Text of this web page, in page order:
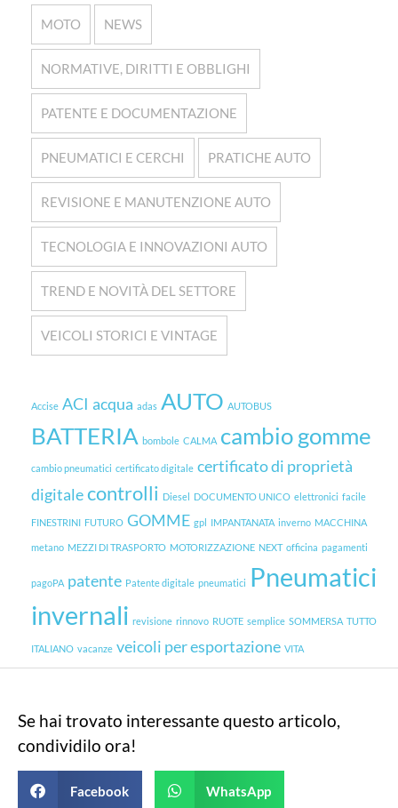
MOTO NEWS
NORMATIVE, DIRITTI E OBBLIGHI
PATENTE E DOCUMENTAZIONE
PNEUMATICI E CERCHI PRATICHE AUTO
REVISIONE E MANUTENZIONE AUTO
TECNOLOGIA E INNOVAZIONI AUTO
TREND E NOVITÀ DEL SETTORE
VEICOLI STORICI E VINTAGE
Accise ACI acqua adas AUTO AUTOBUS
BATTERIA bombole CALMA cambio gomme
cambio pneumatici certificato digitale certificato di proprietà
digitalecontrolli Diesel DOCUMENTO UNICO elettronici facile
FINESTRINI FUTURO GOMME gpl IMPANTANATA inverno MACCHINA
metano MEZZI DI TRASPORTO MOTORIZZAZIONE NEXT officina pagamenti
pagoPA patente Patente digitale pneumatici Pneumatici
invernali revisione rinnovo RUOTE semplice SOMMERSA TUTTO
ITALIANO vacanze veicoli per esportazione VITA
Se hai trovato interessante questo articolo,
condividilo ora!
Facebook WhatsApp